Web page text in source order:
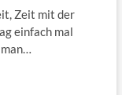
Zeit mit der
einfach mal